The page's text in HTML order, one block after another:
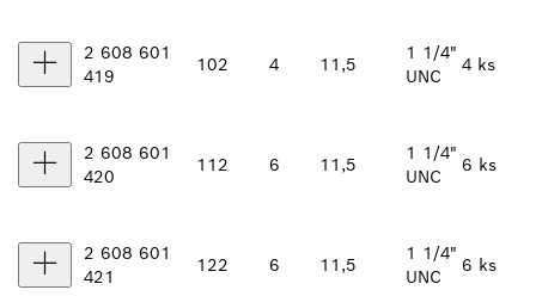
2 608 601
419
102 4 11,5
1 1/4"
UNC
4 ks
2 608 601
420
112 6 11,5
1 1/4"
UNC
6 ks
2 608 601
421
122 6 11,5
1 1/4"
UNC
6 ks